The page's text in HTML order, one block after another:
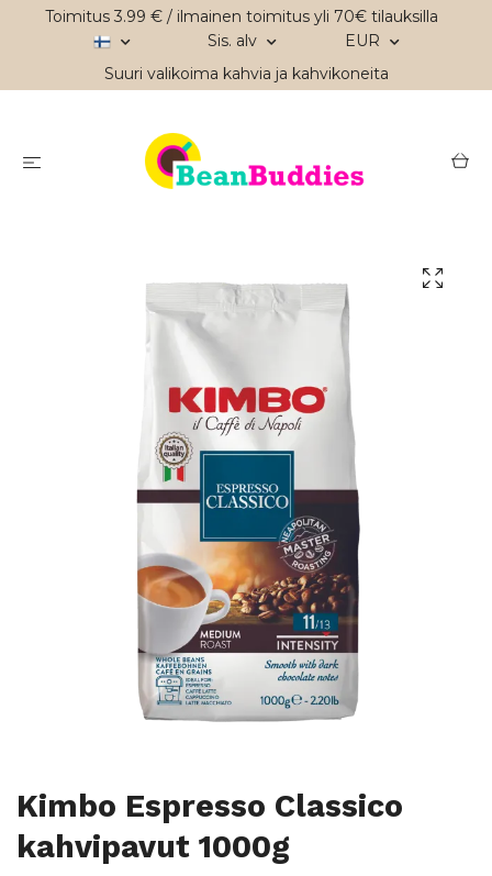
Toimitus 3.99 € / ilmainen toimitus yli 70€ tilauksilla
Sis. alv
EUR
Suuri valikoima kahvia ja kahvikoneita
Kimbo Espresso Classico
kahvipavut 1000g